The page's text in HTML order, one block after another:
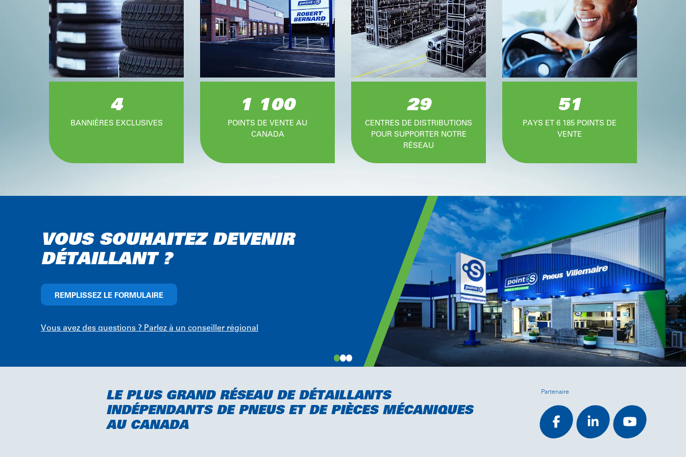
4
BANNIÈRES EXCLUSIVES
1 100
POINTS DE VENTE AU
CANADA
29
CENTRES DE DISTRIBUTIONS
POUR SUPPORTER NOTRE
RÉSEAU
51
PAYS ET 6 185 POINTS DE
VENTE
VOUS SOUHAITEZ DEVENIR
DÉTAILLANT ?
REMPLISSEZ LE FORMULAIRE
Vous avez des questions ? Parlez à un conseiller régional
LE PLUS GRAND RÉSEAU DE DÉTAILLANTS
INDÉPENDANTS DE PNEUS ET DE PIÈCES MÉCANIQUES
AU CANADA
Partenaire